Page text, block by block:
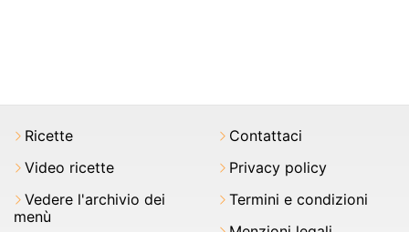
Ricette
Video ricette
Vedere l'archivio dei
menù
Contattaci
Privacy policy
Termini e condizioni